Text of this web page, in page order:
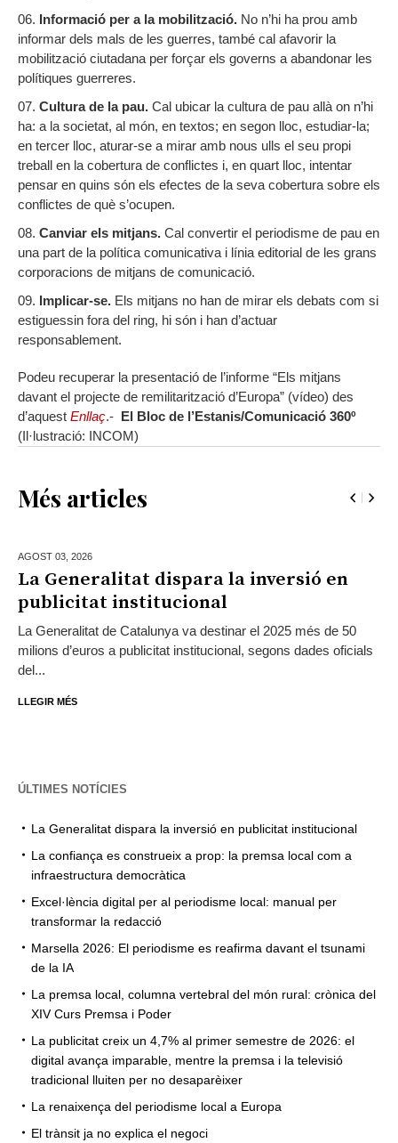
Informació per a la mobilització. No n’hi ha prou amb
informar dels mals de les guerres, també cal afavorir la
mobilització ciutadana per forçar els governs a abandonar les
polítiques guerreres.
Cultura de la pau. Cal ubicar la cultura de pau allà on n’hi
ha: a la societat, al món, en textos; en segon lloc, estudiar-la;
en tercer lloc, aturar-se a mirar amb nous ulls el seu propi
treball en la cobertura de conflictes i, en quart lloc, intentar
pensar en quins són els efectes de la seva cobertura sobre els
conflictes de què s’ocupen.
Canviar els mitjans. Cal convertir el periodisme de pau en
una part de la política comunicativa i línia editorial de les grans
corporacions de mitjans de comunicació.
Implicar-se. Els mitjans no han de mirar els debats com si
estiguessin fora del ring, hi són i han d’actuar
responsablement.
Podeu recuperar la presentació de l’informe “Els mitjans
davant el projecte de remilitarització d’Europa” (vídeo) des
d’aquest Enllaç.- El Bloc de l’Estanis/Comunicació 360º
(Il·lustració: INCOM)
Més articles
AGOST 03, 2026
La Generalitat dispara la inversió en
publicitat institucional
La Generalitat de Catalunya va destinar el 2025 més de 50
milions d’euros a publicitat institucional, segons dades oficials
del...
LLEGIR MÉS
ÚLTIMES NOTÍCIES
La Generalitat dispara la inversió en publicitat institucional
La confiança es construeix a prop: la premsa local com a
infraestructura democràtica
Excel·lència digital per al periodisme local: manual per
transformar la redacció
Marsella 2026: El periodisme es reafirma davant el tsunami
de la IA
La premsa local, columna vertebral del món rural: crònica del
XIV Curs Premsa i Poder
La publicitat creix un 4,7% al primer semestre de 2026: el
digital avança imparable, mentre la premsa i la televisió
tradicional lluiten per no desaparèixer
La renaixença del periodisme local a Europa
El trànsit ja no explica el negoci